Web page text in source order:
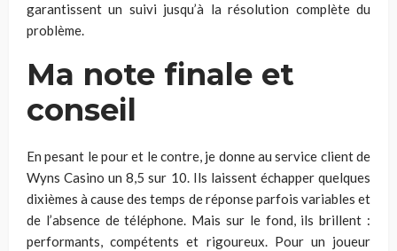
garantissent un suivi jusqu’à la résolution complète du
problème.
Ma note finale et
conseil
En pesant le pour et le contre, je donne au service client de
Wyns Casino un 8,5 sur 10. Ils laissent échapper quelques
dixièmes à cause des temps de réponse parfois variables et
de l’absence de téléphone. Mais sur le fond, ils brillent :
performants, compétents et rigoureux. Pour un joueur